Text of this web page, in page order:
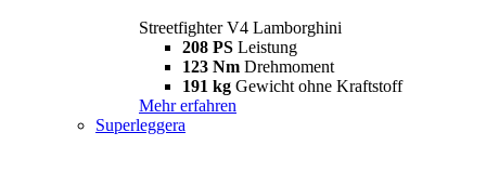
Streetfighter V4 Lamborghini
208 PS Leistung
123 Nm Drehmoment
191 kg Gewicht ohne Kraftstoff
Mehr erfahren
Superleggera